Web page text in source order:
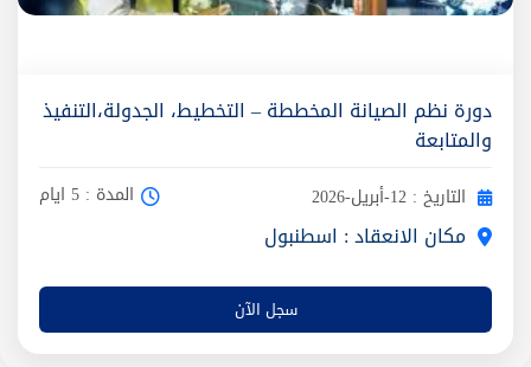
دورة نظم الصيانة المخططة – التخطيط، الجدولة،التنفيذ
والمتابعة
التاريخ : 12-أبريل-2026 المدة : 5 ايام
مكان الانعقاد : اسطنبول
سجل الآن